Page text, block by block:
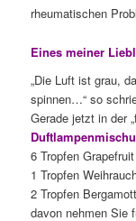
rheumatischen
Eines meiner
„Die Luft ist grau,
spinnen…“ so
Gerade jetzt in der
6 Tropfen Grapefruit
1 Tropfen
2 Tropfen
davon nehmen Sie